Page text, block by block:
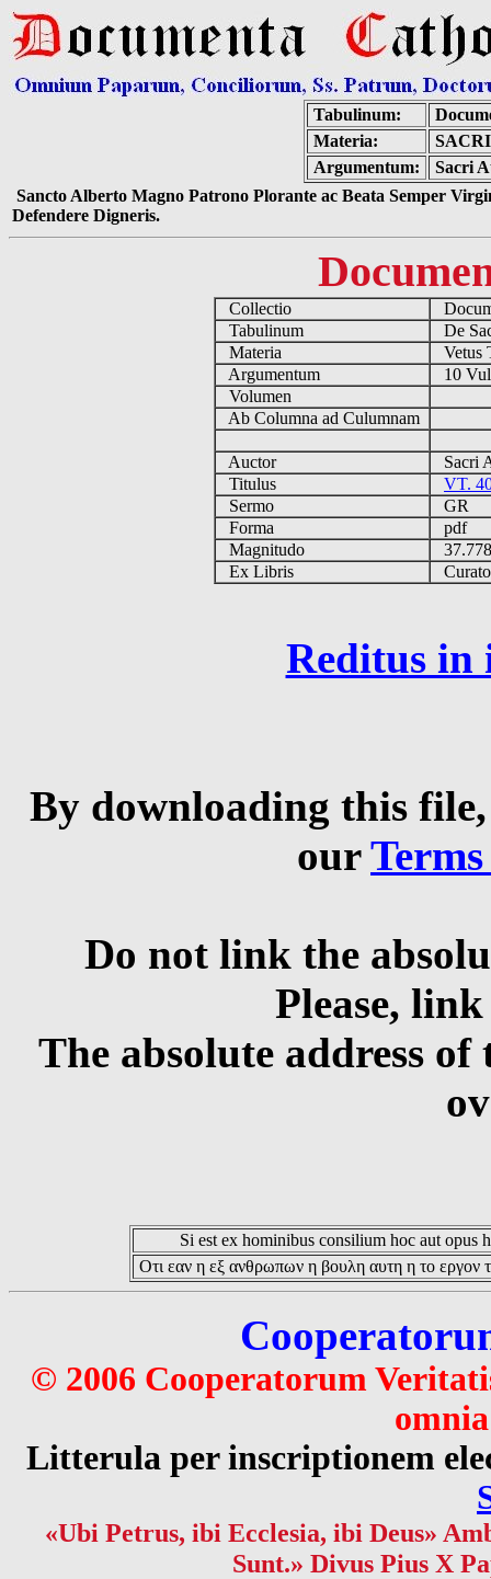
Tabulinum:
Materia:
Argumentum:
Sacri
Sancto Alberto Magno Patrono Plorante ac Beata Semper
Defendere Digneris.
Collectio
Tabulinum
De
Materia
Vetus
Argumentum
10
Volumen
Ab Columna ad Culumnam
Auctor
Sacri
Titulus
VT.
Sermo
GR
Forma
pdf
Magnitudo
Ex Libris
Reditus in
By downloading this
our
Do not link the
Please,
The absolute address
Si est ex hominibus consilium hoc aut opus
Οτι εαν η εξ ανθρωπων η βουλη αυτη η το εργον
© 2006 Cooperatorum
Litterula per inscriptionem
«Ubi Petrus, ibi Ecclesia, ibi Deus»
Sunt.» Divus Pius X